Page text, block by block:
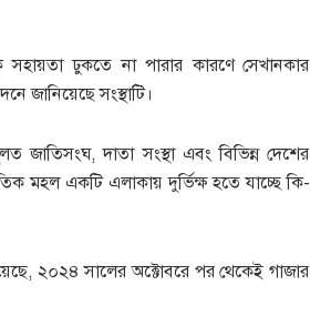
ঢুকতে না পারার কারণে সেখানকার
জানিয়েছে সংস্থাটি।
জাতিসংঘ, দাতা সংস্থা এবং বিভিন্ন দেশের
মহল একটি এলাকায় দুর্ভিক্ষ হতে যাচ্ছে কি-
২০২৪ সালের অক্টোবরে পর থেকেই গাজার